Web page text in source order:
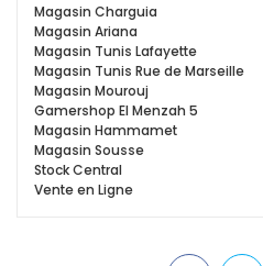
Magasin Charguia
Magasin Ariana
Magasin Tunis Lafayette
Magasin Tunis Rue de Marseille
Magasin Mourouj
Gamershop El Menzah 5
Magasin Hammamet
Magasin Sousse
Stock Central
Vente en Ligne